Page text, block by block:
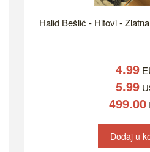
Halid Bešlić - Hitovi -
4.99
5.99
499.00
Dodaj u